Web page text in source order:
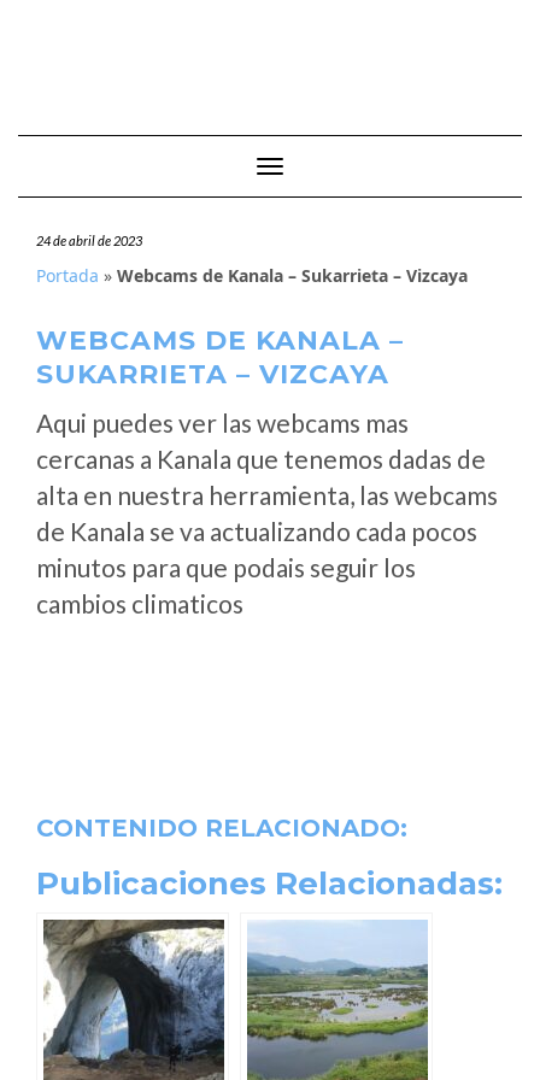
Cambiar modo de navegación
24 de abril de 2023
Portada » Webcams de Kanala – Sukarrieta – Vizcaya
WEBCAMS DE KANALA –
SUKARRIETA – VIZCAYA
Aqui puedes ver las webcams mas
cercanas a Kanala que tenemos dadas de
alta en nuestra herramienta, las webcams
de Kanala se va actualizando cada pocos
minutos para que podais seguir los
cambios climaticos
CONTENIDO RELACIONADO:
Publicaciones Relacionadas: